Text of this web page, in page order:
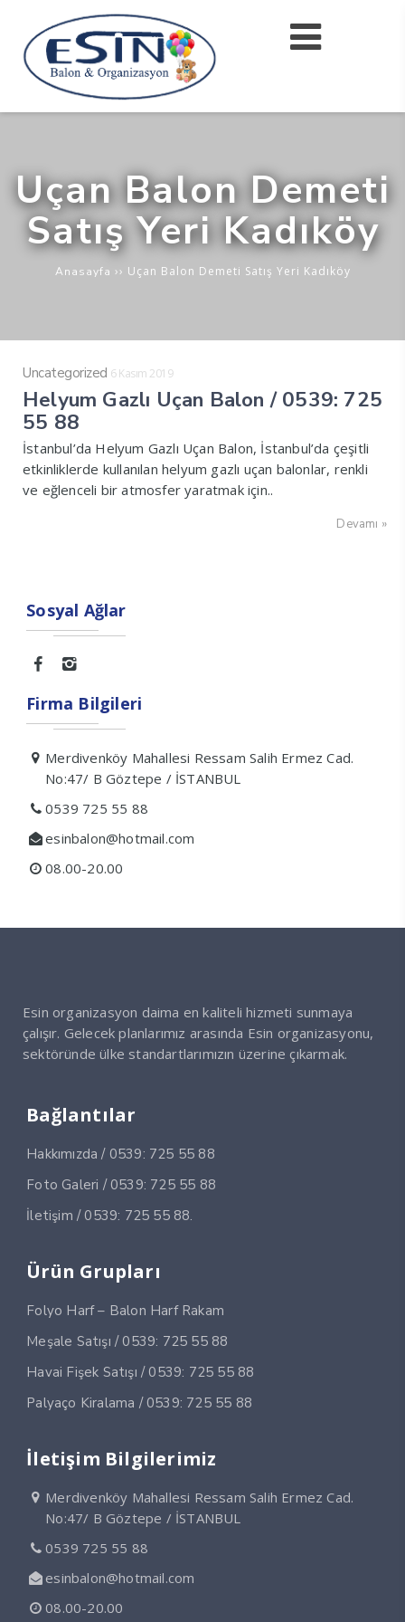
Uçan Balon Demeti
Satış Yeri Kadıköy
Anasayfa ›› Uçan Balon Demeti Satış Yeri Kadıköy
Uncategorized 6 Kasım 2019
Helyum Gazlı Uçan Balon / 0539: 725
55 88
İstanbul’da Helyum Gazlı Uçan Balon, İstanbul’da çeşitli
etkinliklerde kullanılan helyum gazlı uçan balonlar, renkli
ve eğlenceli bir atmosfer yaratmak için..
Devamı »
Sosyal Ağlar
Firma Bilgileri
Merdivenköy Mahallesi Ressam Salih Ermez Cad.
No:47/ B Göztepe / İSTANBUL
0539 725 55 88
esinbalon@hotmail.com
08.00-20.00
Esin organizasyon daima en kaliteli hizmeti sunmaya
çalışır. Gelecek planlarımız arasında Esin organizasyonu,
sektöründe ülke standartlarımızın üzerine çıkarmak.
Bağlantılar
Hakkımızda / 0539: 725 55 88
Foto Galeri / 0539: 725 55 88
İletişim / 0539: 725 55 88.
Ürün Grupları
Folyo Harf – Balon Harf Rakam
Meşale Satışı / 0539: 725 55 88
Havai Fişek Satışı / 0539: 725 55 88
Palyaço Kiralama / 0539: 725 55 88
İletişim Bilgilerimiz
Merdivenköy Mahallesi Ressam Salih Ermez Cad.
No:47/ B Göztepe / İSTANBUL
0539 725 55 88
esinbalon@hotmail.com
08.00-20.00